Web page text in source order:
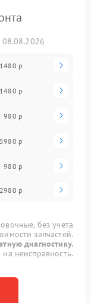
08.08.2026
1480 р
1480 р
980 р
5980 р
980 р
2980 р
без учета
запчастей.
диагностику.
неисправность.